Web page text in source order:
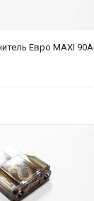
Eвро MAXI 90A